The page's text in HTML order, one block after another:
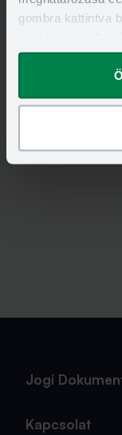
gombra kattintva
Jogi
Kapcsolat